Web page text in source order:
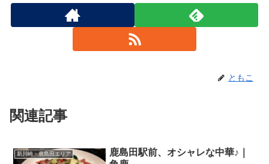
ともこ
関連記事
新川崎・鹿島田エリア
鹿島田駅前、オシャレな中華♪｜